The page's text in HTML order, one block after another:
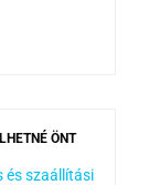
ÖNT
és szaállítási